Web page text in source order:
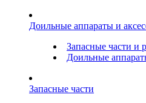
Доильные аппараты и
Запасные части и
Доильные
Запасные части